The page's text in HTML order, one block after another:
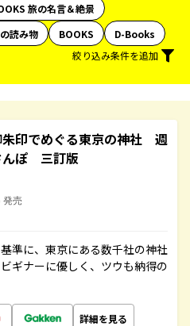
旅の名言＆絶景
読み物 BOOKS
D-Books
絞り込み条件を追加
印でめぐる東京の神社 週
んぽ 三訂版
発売
準に、東京にある数千社の神社
ギナーに優しく、ツウも納得の
詳細を見る